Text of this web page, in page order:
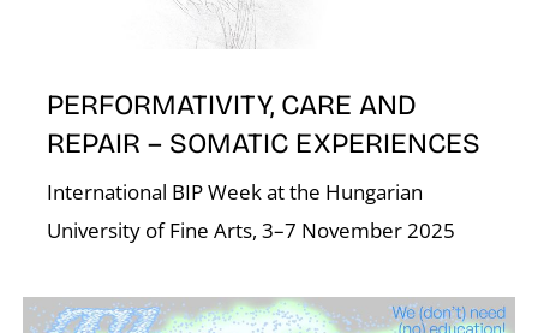
PERFORMATIVITY, CARE AND
REPAIR – SOMATIC EXPERIENCES
International BIP Week at the Hungarian
University of Fine Arts, 3–7 November 2025